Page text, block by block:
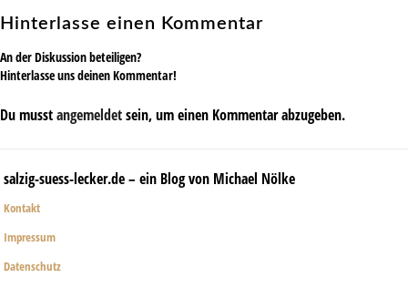
Hinterlasse einen Kommentar
An der Diskussion beteiligen?
Hinterlasse uns deinen Kommentar!
Du musstangemeldetsein, um einen Kommentar abzugeben.
salzig-suess-lecker.de – ein Blog von Michael Nölke
Kontakt
Impressum
Datenschutz